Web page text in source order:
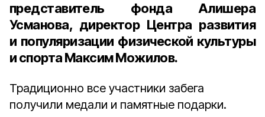
представитель фонда Алишера
Усманова, директор Центра развития
и популяризации физической культуры
и спорта Максим Можилов.
Традиционно все участники забега
получили медали и памятные подарки.